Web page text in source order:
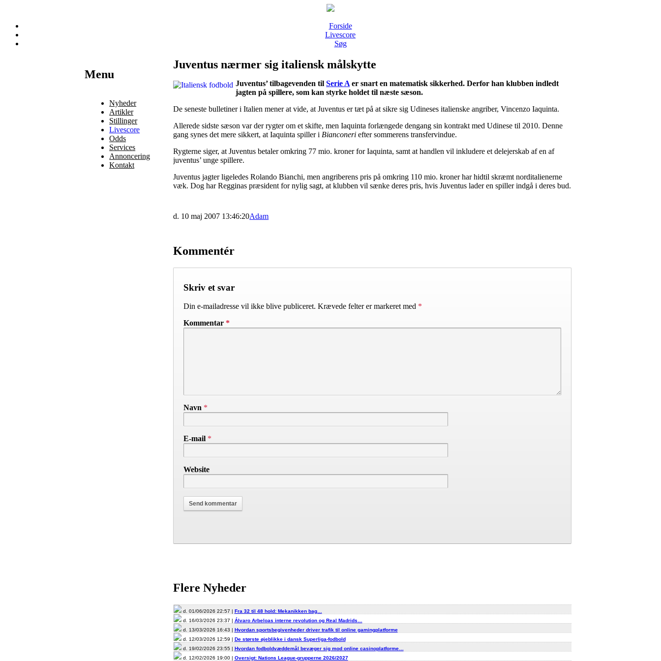
Forside
Livescore
Søg
Menu
Nyheder
Artikler
Stillinger
Livescore
Odds
Services
Annoncering
Kontakt
Juventus nærmer sig italiensk målskytte
Juventus’ tilbagevenden tilSerie A er snart en matematisk sikkerhed. Derfor han klubben indledt
jagten på spillere, som kan styrke holdet til næste sæson.
De seneste bulletiner i Italien mener at vide, at Juventus er tæt på at sikre sig Udineses italienske angriber, Vincenzo Iaquinta.
Allerede sidste sæson var der rygter om et skifte, men Iaquinta forlængede dengang sin kontrakt med Udinese til 2010. Denne
gang synes det mere sikkert, at Iaquinta spiller i Bianconeri efter sommerens transfervindue.
Rygterne siger, at Juventus betaler omkring 77 mio. kroner for Iaquinta, samt at handlen vil inkludere et delejerskab af en af
juventus’ unge spillere.
Juventus jagter ligeledes Rolando Bianchi, men angriberens pris på omkring 110 mio. kroner har hidtil skræmt norditalienerne
væk. Dog har Regginas præsident for nylig sagt, at klubben vil sænke deres pris, hvis Juventus lader en spiller indgå i deres bud.
d. 10 maj 2007 13:46:20Adam
Kommentér
Skriv et svar
Din e-mailadresse vil ikke blive publiceret. Krævede felter er markeret med *
Kommentar *
Navn *
E-mail *
Website
Flere Nyheder
d. 01/06/2026 22:57 | Fra 32 til 48 hold: Mekanikken bag…
d. 16/03/2026 23:37 | Álvaro Arbeloas interne revolution og Real Madrids…
d. 13/03/2026 16:43 | Hvordan sportsbegivenheder driver trafik til online gamingplatforme
d. 12/03/2026 12:59 | De største øjeblikke i dansk Superliga-fodbold
d. 19/02/2026 23:55 | Hvordan fodboldvæddemål bevæger sig mod online casinoplatforme…
d. 12/02/2026 19:00 | Oversigt: Nations League-grupperne 2026/2027